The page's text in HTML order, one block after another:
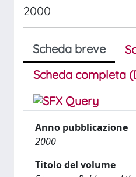
2000
Scheda breve
Scheda completa
Anno pubblicazione
2000
Titolo del volume